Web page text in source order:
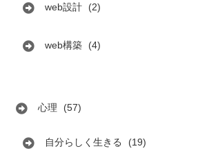
web設計 (2)
web構築 (4)
心理 (57)
自分らしく生きる (19)